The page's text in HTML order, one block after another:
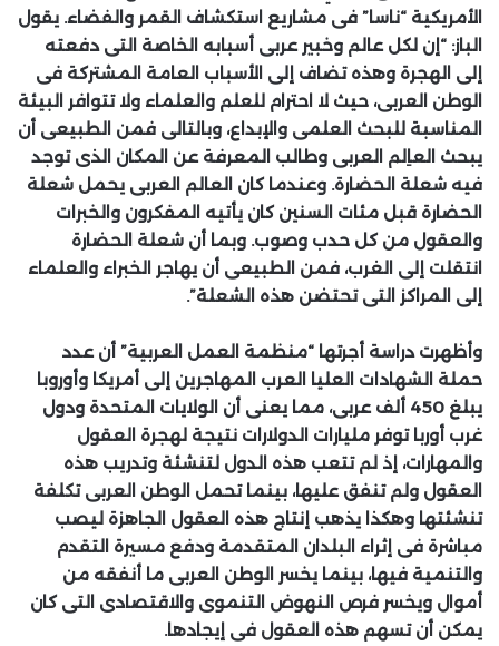
الأمريكية “ناسا” فى مشاريع استكشاف القمر والفضاء. يقول
الباز: “إن لكل عالم وخبير عربى أسبابه الخاصة التى دفعته
إلى الهجرة وهذه تضاف إلى الأسباب العامة المشتركة فى
الوطن العربى، حيث لا احترام للعلم والعلماء ولا تتوافر البيئة
المناسبة للبحث العلمى والإبداع، وبالتالى فمن الطبيعى أن
يبحث العاِلم العربى وطالب المعرفة عن المكان الذى توجد
فيه شعلة الحضارة. وعندما كان العالم العربى يحمل شعلة
الحضارة قبل مئات السنين كان يأتيه المفكرون والخبرات
والعقول من كل حدب وصوب. وبما أن شعلة الحضارة
انتقلت إلى الغرب، فمن الطبيعى أن يهاجر الخبراء والعلماء
إلى المراكز التى تحتضن هذه الشعلة”.
وأظهرت دراسة أجرتها “منظمة العمل العربية” أن عدد
حملة الشهادات العليا العرب المهاجرين إلى أمريكا وأوروبا
يبلغ 450 ألف عربى، مما يعنى أن الولايات المتحدة ودول
غرب أوربا توفر مليارات الدولارات نتيجة لهجرة العقول
والمهارات، إذ لم تتعب هذه الدول لتنشئة وتدريب هذه
العقول ولم تنفق عليها، بينما تحمل الوطن العربى تكلفة
تنشئتها وهكذا يذهب إنتاج هذه العقول الجاهزة ليصب
مباشرة فى إثراء البلدان المتقدمة ودفع مسيرة التقدم
والتنمية فيها، بينما يخسر الوطن العربى ما أنفقه من
أموال ويخسر فرص النهوض التنموى والاقتصادى التى كان
يمكن أن تسهم هذه العقول فى إيجادها.